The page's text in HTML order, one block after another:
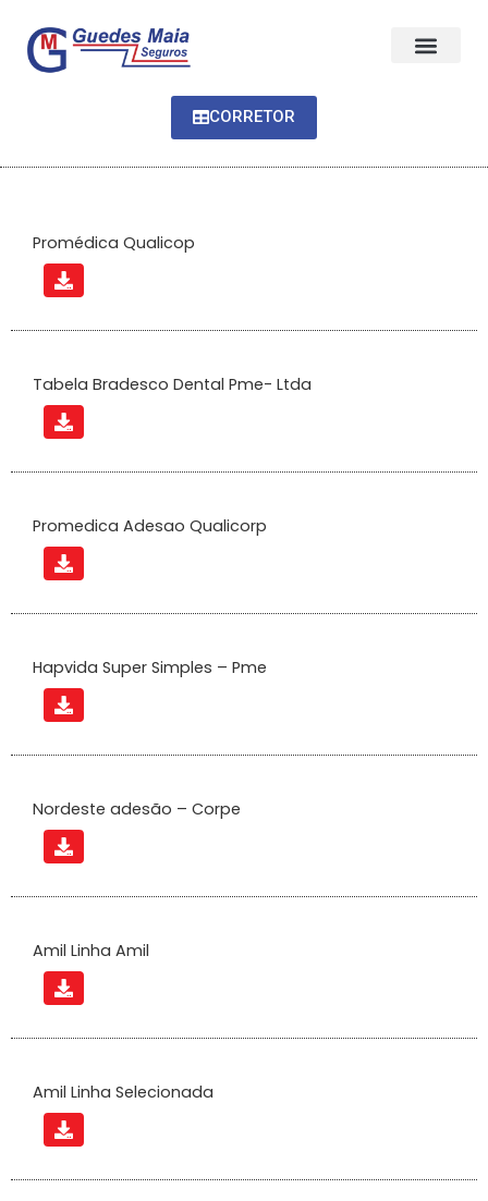
CORRETOR
Promédica Qualicop
Tabela Bradesco Dental Pme- Ltda
Promedica Adesao Qualicorp
Hapvida Super Simples – Pme
Nordeste adesão – Corpe
Amil Linha Amil
Amil Linha Selecionada